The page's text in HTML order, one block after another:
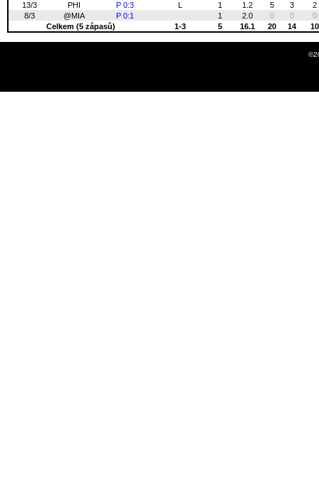
13/3
PHI P 0:3 L 1 1.2 5 3
2
8/3
@MIA P 0:1 1 2.0 0 0
0
Celkem (5 zápasů)
1-3 5 16.1 20 14 10